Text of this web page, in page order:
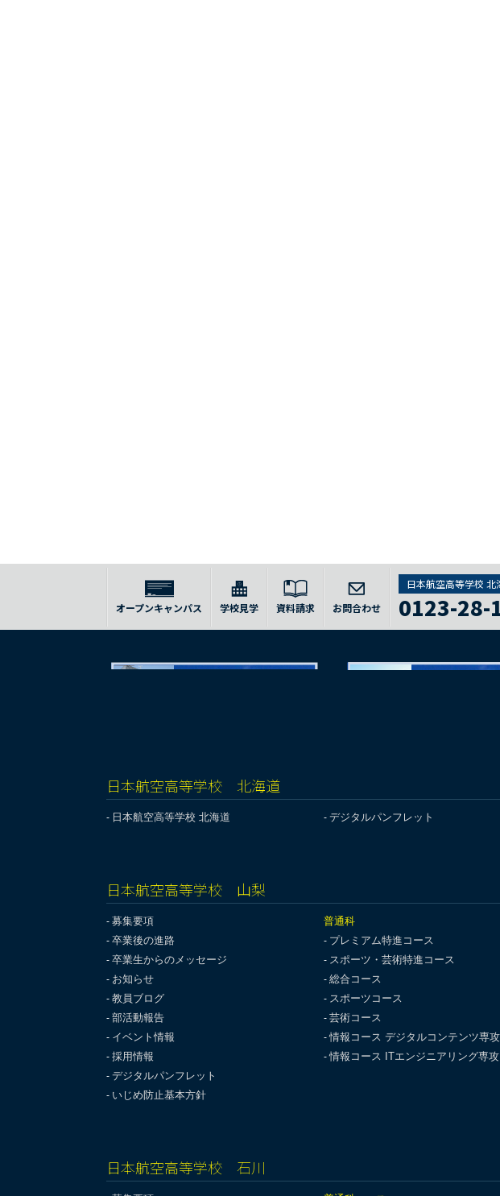
オープンキャンパス 学校見学 資料請求 お問合わせ
日本航空高等学校 北
0123-28-
日本航空高等学校 北海道
日本航空高等学校 北海道 デジタルパンフレット
日本航空高等学校 山梨
募集要項
卒業後の進路
卒業生からのメッセージ
お知らせ
教員ブログ
部活動報告
イベント情報
採用情報
デジタルパンフレット
いじめ防止基本方針
普通科
プレミアム特進コース
スポーツ・芸術特進コース
総合コース
スポーツコース
芸術コース
情報コース デジタルコンテンツ専攻
情報コース ITエンジニアリング専攻
日本航空高等学校 石川